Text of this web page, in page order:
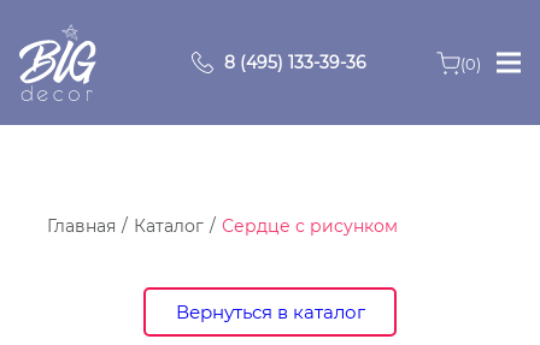
8 (495) 133-39-36 (0)
Главная
Главная Каталог Сердце с рисунком
Вернуться в каталог